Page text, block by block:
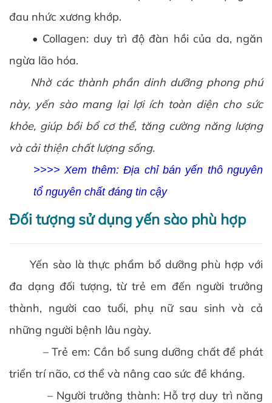
đau nhức xương khớp.
• Collagen: duy trì độ đàn hồi của da, ngăn
ngừa lão hóa.
Nhờ các thành phần dinh dưỡng phong phú
này, yến sào mang lại lợi ích toàn diện cho sức
khỏe, giúp bồi bổ cơ thể, tăng cường năng lượng
và cải thiện chất lượng sống.
>>>> Xem thêm: Địa chỉ bán yến thô nguyên
tổ nguyên chất đáng tin cậy
Đối tượng sử dụng yến sào phù hợp
Yến sào là thực phẩm bổ dưỡng phù hợp với
đa dạng đối tượng, từ trẻ em đến người trưởng
thành, người cao tuổi, phụ nữ sau sinh và cả
những người bệnh lâu ngày.
– Trẻ em: Cần bổ sung dưỡng chất để phát
triển trí não, cơ thể và nâng cao sức đề kháng.
– Người trưởng thành: Hỗ trợ duy trì năng